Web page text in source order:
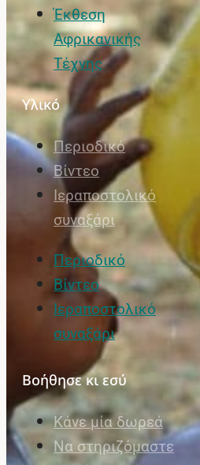
Έκθεση
Αφρικανικής
Τέχνης
Υλικό
Περιοδικό
Βίντεο
Ιεραποστολικό
συναξάρι
Περιοδικό
Βίντεο
Ιεραποστολικό
συναξάρι
Βοήθησε κι εσύ
Κάνε μία δωρεά
Να στηριζόμαστε